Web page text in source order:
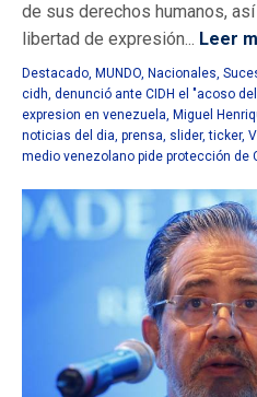
de sus derechos humanos,
libertad de expresión... Leer
Destacado, MUNDO, Nacionales,
cidh, denunció ante CIDH el "acoso del
expresion en venezuela, Miguel
noticias del dia, prensa, slider,ticker,
medio venezolano pide protección de